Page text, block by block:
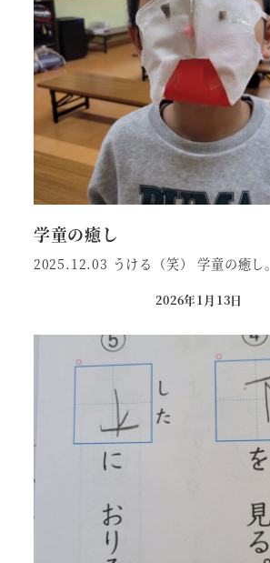
学童の癒し
2025.12.03 うける（笑） 学童の癒し。
投稿日
2026年1月13日